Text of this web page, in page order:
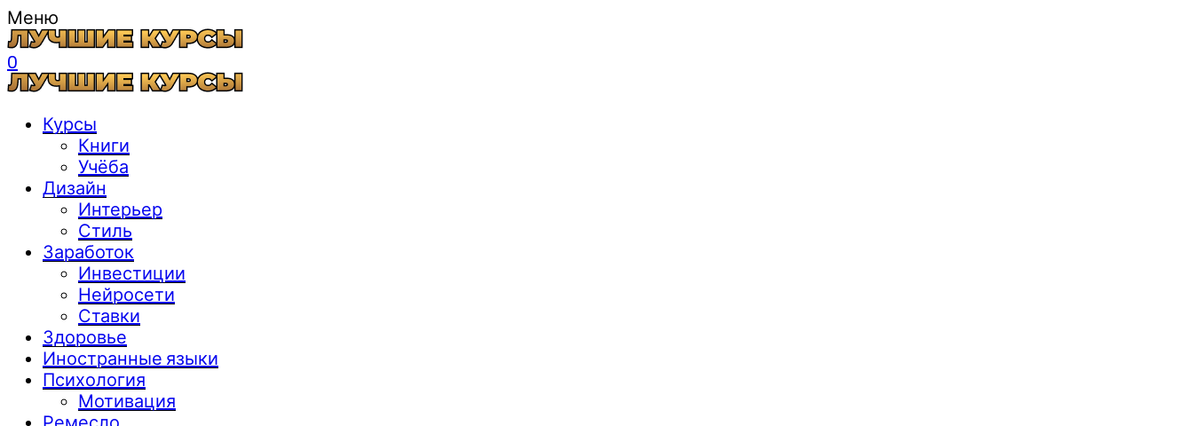
Меню
0
Курсы
Книги
Учёба
Дизайн
Интерьер
Стиль
Заработок
Инвестиции
Нейросети
Ставки
Здоровье
Иностранные языки
Психология
Мотивация